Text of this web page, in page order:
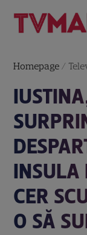
Homepage /
CER
O SĂ